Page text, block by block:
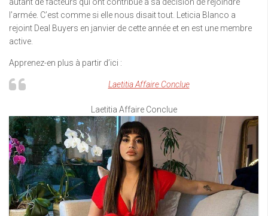
l’armée. C’est comme si elle nous disait tout. Leticia Blanco a
rejoint Deal Buyers en janvier de cette année et en est une membre
active.
Apprenez-en plus à partir d’ici :
Laetitia Affaire Conclue
Laetitia Affaire Conclue